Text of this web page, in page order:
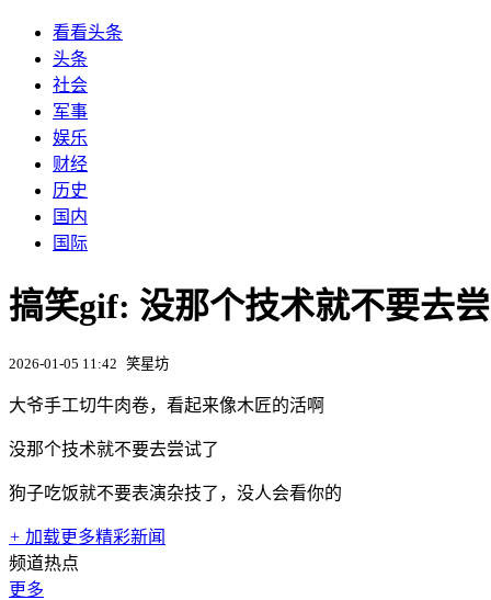
看看头条
头条
社会
军事
娱乐
财经
历史
国内
国际
搞笑gif: 没那个技术就不要去
2026-01-05 11:42 笑星坊
大爷手工切牛肉卷，看起来像木匠的活啊
没那个技术就不要去尝试了
狗子吃饭就不要表演杂技了，没人会看你的
+ 加载更多精彩新闻
频道热点
更多